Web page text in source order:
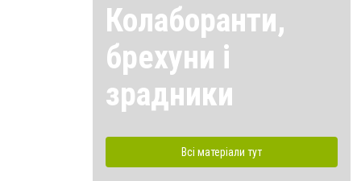
Колаборанти,
брехуни і
зрадники
Всі матеріали тут